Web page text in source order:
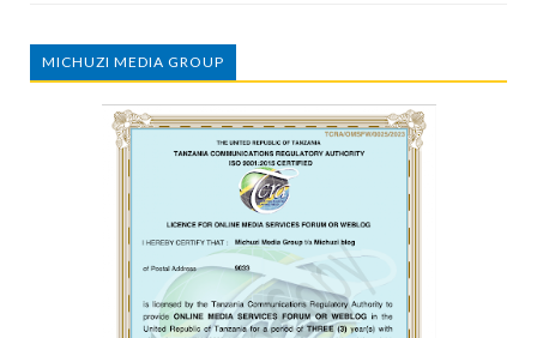
MICHUZI MEDIA GROUP